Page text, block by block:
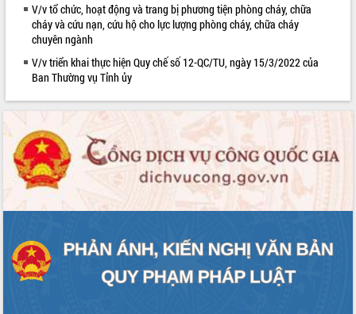
Trailer Lễ hội Sầu riêng Đắk Lắk năm
2026
Khám bệnh, cấp phát thuốc miễn phí
và tặng quà người dân xã Cư Pui
Hội nghị UBND tỉnh Đắk Lắk thường kỳ
Lễ truy tặng danh hiệu “Bà Mẹ Việt
Nam Anh hùng” và trao Huân chương
Lao động
ALBUM ẢNH
V/v tổ chức, hoạt động và trang bị phương tiện phòng cháy, chữa
cháy và cứu nạn, cứu hộ cho lực lượng phòng cháy, chữa cháy
chuyên ngành
V/v triển khai thực hiện Quy chế số 12-QC/TU, ngày 15/3/2022 của
Ban Thường vụ Tỉnh ủy